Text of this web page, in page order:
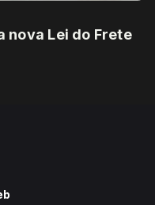
nova Lei do Frete